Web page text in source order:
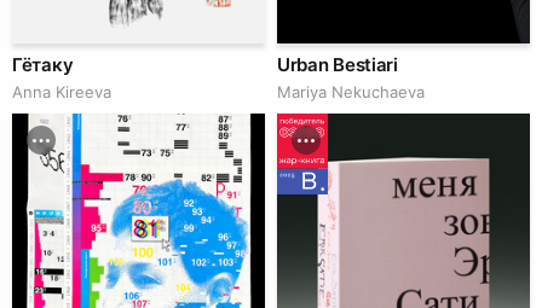
Гётаку
Anna Kireeva
Urban Bestiari
Mariya Nekuchaeva